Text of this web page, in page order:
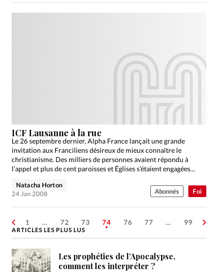
Foi
ICF Lausanne à la rue
Le 26 septembre dernier, Alpha France lançait une grande
invitation aux Franciliens désireux de mieux connaître le
christianisme. Des milliers de personnes avaient répondu à
l’appel et plus de cent paroisses et Églises s’étaient engagées…
Natacha Horton
24 Jan 2008
Abonnés
1 … 72 73 74 76 77 … 99
ARTICLES LES PLUS LUS
Les prophéties de l’Apocalypse,
comment les interpréter ?